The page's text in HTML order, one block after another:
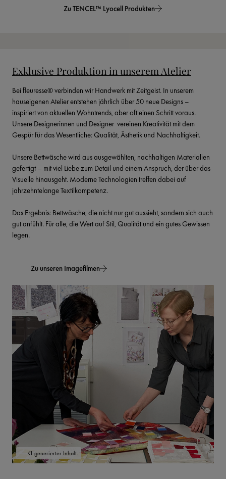
Zu TENCEL™ Lyocell Produkten
Exklusive Produktion in unserem Atelier
Bei fleuresse® verbinden wir Handwerk mit Zeitgeist. In unserem
hauseigenen Atelier entstehen jährlich über 50 neue Designs –
inspiriert von aktuellen Wohntrends, aber oft einen Schritt voraus.
Unsere Designerinnen und Designer  vereinen Kreativität mit dem
Gespür für das Wesentliche: Qualität, Ästhetik und Nachhaltigkeit.
Unsere Bettwäsche wird aus ausgewählten, nachhaltigen Materialien
gefertigt – mit viel Liebe zum Detail und einem Anspruch, der über das
Visuelle hinausgeht. Moderne Technologien treffen dabei auf
jahrzehntelange Textilkompetenz.
Das Ergebnis: Bettwäsche, die nicht nur gut aussieht, sondern sich auch
gut anfühlt. Für alle, die Wert auf Stil, Qualität und ein gutes Gewissen
legen.
Zu unseren Imagefilmen
KI-generierter Inhalt.